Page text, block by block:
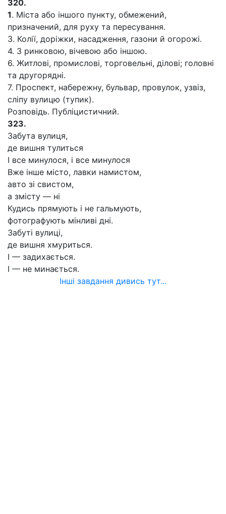
320.
1. Міста або іншого пункту, обмежений,
призначений, для руху та пересування.
3. Колії, доріжки, насадження, газони й огорожі.
4. З ринковою, вічевою або іншою.
6. Житлові, промислові, торговельні, ділові; головні
та другорядні.
7. Проспект, набережну, бульвар, провулок, узвіз,
сліпу вулицю (тупик).
Розповідь. Публіцистичний.
323.
Забута вулиця,
де вишня тулиться
І все минулося, і все минулося
Вже інше місто, лавки намистом,
авто зі свистом,
а змісту — ні
Кудись прямують і не гальмують,
фотографують мінливі дні.
Забуті вулиці,
де вишня хмуриться.
І — задихається.
І — не минається.
Інші завдання дивись тут...